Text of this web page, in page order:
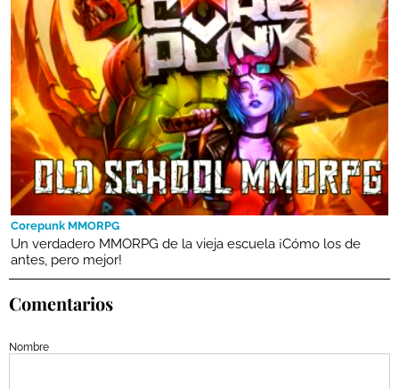
Corepunk MMORPG
Un verdadero MMORPG de la vieja escuela ¡Cómo los de
antes, pero mejor!
Comentarios
Nombre